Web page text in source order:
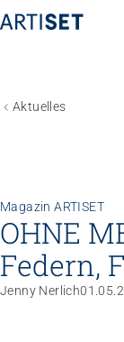
Aktuelles
Magazin ARTISET
OHNE
Federn,
Jenny Nerlich